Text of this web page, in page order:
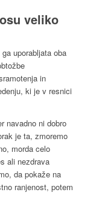
veliko
uporabljata oba
in
ki je v resnici
navadno ni dobro
je ta, zmoremo
morda celo
ali nezdrava
da pokaže na
ranjenost, potem